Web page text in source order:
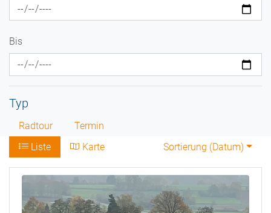
Bis
Typ
Radtour
Termin
Liste
Karte Sortierung (Datum)